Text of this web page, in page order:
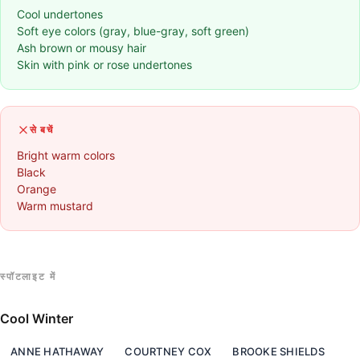
Cool undertones
Soft eye colors (gray, blue-gray, soft green)
Ash brown or mousy hair
Skin with pink or rose undertones
से बचें
Bright warm colors
Black
Orange
Warm mustard
स्पॉटलाइट में
Cool Winter
ANNE HATHAWAY COURTNEY COX
BROOKE SHIELDS